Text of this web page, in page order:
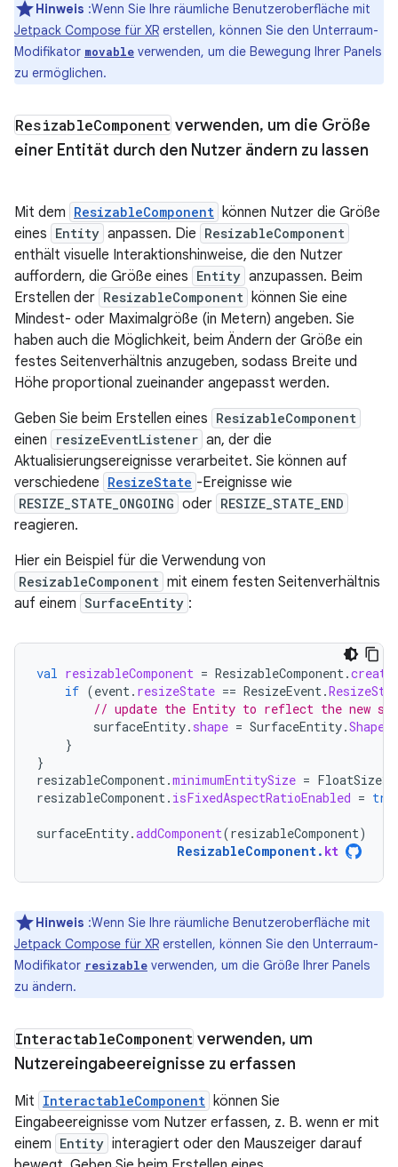
Hinweis :Wenn Sie Ihre räumliche Benutzeroberfläche mit
Jetpack Compose für XR erstellen, können Sie den Unterraum-
Modifikator movable verwenden, um die Bewegung Ihrer Panels
zu ermöglichen.
ResizableComponent verwenden, um die Größe
einer Entität durch den Nutzer ändern zu lassen
Mit dem ResizableComponent können Nutzer die Größe
eines Entity anpassen. Die ResizableComponent
enthält visuelle Interaktionshinweise, die den Nutzer
auffordern, die Größe eines Entity anzupassen. Beim
Erstellen der ResizableComponent können Sie eine
Mindest- oder Maximalgröße (in Metern) angeben. Sie
haben auch die Möglichkeit, beim Ändern der Größe ein
festes Seitenverhältnis anzugeben, sodass Breite und
Höhe proportional zueinander angepasst werden.
Geben Sie beim Erstellen eines ResizableComponent
einen resizeEventListener an, der die
Aktualisierungsereignisse verarbeitet. Sie können auf
verschiedene ResizeState -Ereignisse wie
RESIZE_STATE_ONGOING oder RESIZE_STATE_END
reagieren.
Hier ein Beispiel für die Verwendung von
ResizableComponent mit einem festen Seitenverhältnis
auf einem SurfaceEntity :
val resizableComponent = ResizableComponent.create
if (event. resizeState == ResizeEvent.
// update the Entity to reflect the new
surfaceEntity. shape = SurfaceEntity.Shape
}
}
resizableComponent.minimumEntitySize = FloatSize3d
resizableComponent. isFixedAspectRatioEnabled =
surfaceEntity.addComponent(resizableComponent)
ResizableComponent. kt
Hinweis :Wenn Sie Ihre räumliche Benutzeroberfläche mit
Jetpack Compose für XR erstellen, können Sie den Unterraum-
Modifikator resizable verwenden, um die Größe Ihrer Panels
zu ändern.
InteractableComponent verwenden, um
Nutzereingabeereignisse zu erfassen
Mit InteractableComponent können Sie
Eingabeereignisse vom Nutzer erfassen, z. B. wenn er mit
einem Entity interagiert oder den Mauszeiger darauf